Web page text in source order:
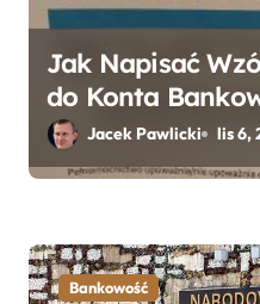
Jak Napisać
do Konta
Przewodnik
Jacek Pawlicki lis 6,
Bankowość